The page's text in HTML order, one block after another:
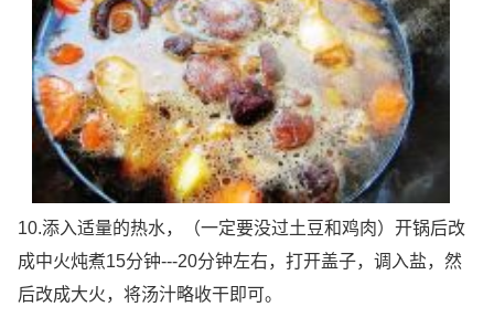
10.添入适量的热水，（一定要没过土豆和鸡肉）开锅后改
成中火炖煮15分钟---20分钟左右，打开盖子，调入盐，然
后改成大火，将汤汁略收干即可。